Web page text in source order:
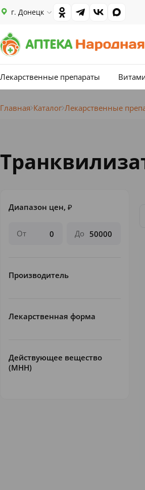
г. Донецк
Лекарственные препараты
Главная Каталог Лекарственные
Диапазон цен, ₽
От До
Производитель
Лекарственная форма
Действующее вещество
(МНН)